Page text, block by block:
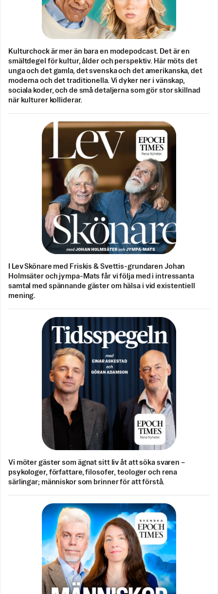
Kulturchock är mer än bara en modepodcast. Det är en
smältdegel för kultur, ålder och perspektiv. Här möts det
unga och det gamla, det svenska och det amerikanska, det
moderna och det traditionella. Vi dyker ner i vänskap,
sociala koder, och de små detaljerna som gör stor skillnad
när kulturer kolliderar.
I Lev Skönare med Friskis & Svettis-grundaren Johan
Holmsäter och jympa-Mats får vi följa med i intressanta
samtal med spännande gäster om hälsa i vid existentiell
mening.
Vi möter gäster som ägnat sitt liv åt att söka svaren –
psykologer, författare, filosofer, teologer och rena
särlingar; människor som brinner för att förstå.